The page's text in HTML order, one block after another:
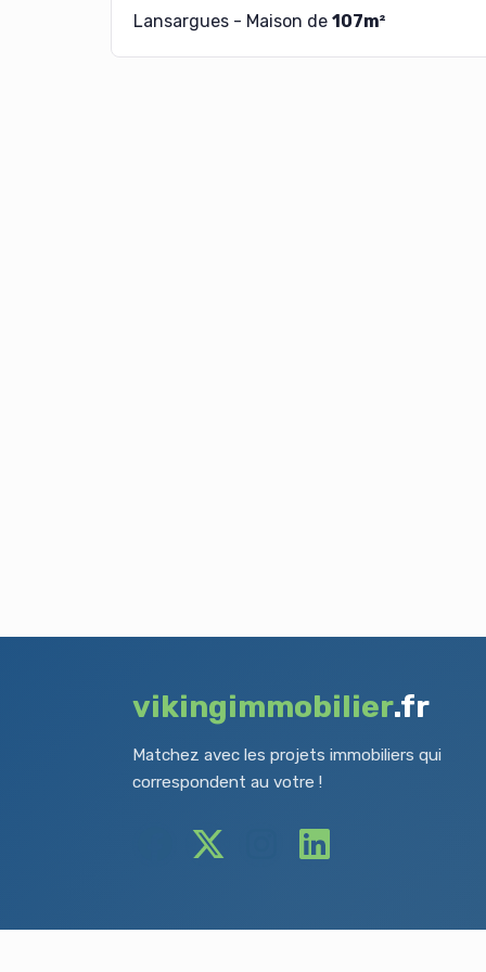
Lansargues - Maison de 107m²
vikingimmobilier.fr
Matchez avec les projets immobiliers qui
correspondent au votre !